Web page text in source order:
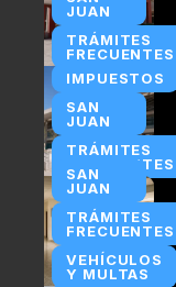
JUAN
TRÁMITES
FRECUENTES
IMPUESTOS
SAN
JUAN
TRÁMITES
FRECUENTES
SAN
JUAN
TRÁMITES
FRECUENTES
VEHÍCULOS
Y MULTAS